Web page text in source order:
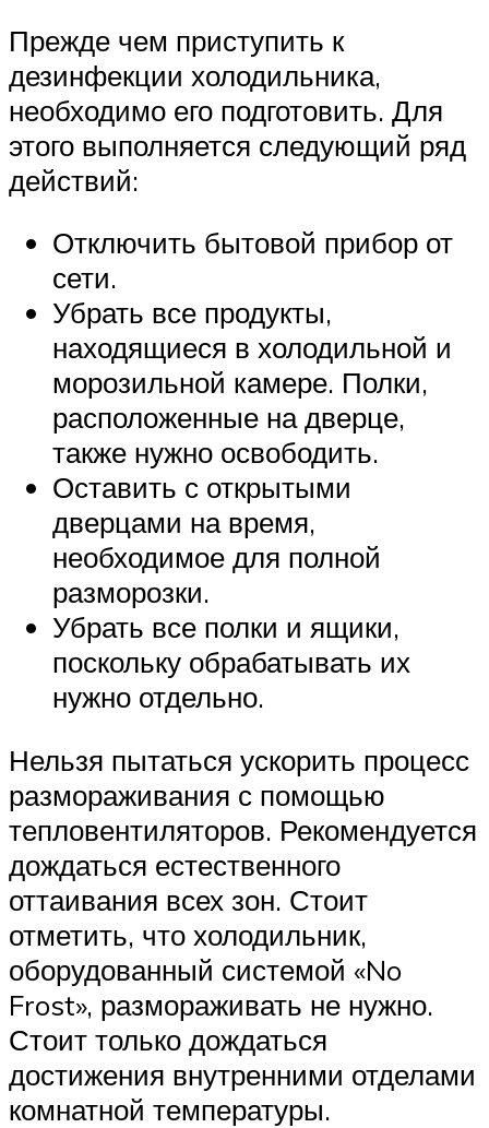
Прежде чем приступить к
дезинфекции холодильника,
необходимо его подготовить. Для
этого выполняется следующий ряд
действий:
Отключить бытовой прибор от
сети.
Убрать все продукты,
находящиеся в холодильной и
морозильной камере. Полки,
расположенные на дверце,
также нужно освободить.
Оставить с открытыми
дверцами на время,
необходимое для полной
разморозки.
Убрать все полки и ящики,
поскольку обрабатывать их
нужно отдельно.
Нельзя пытаться ускорить процесс
размораживания с помощью
тепловентиляторов. Рекомендуется
дождаться естественного
оттаивания всех зон. Стоит
отметить, что холодильник,
оборудованный системой «No
Frost», размораживать не нужно.
Стоит только дождаться
достижения внутренними отделами
комнатной температуры.